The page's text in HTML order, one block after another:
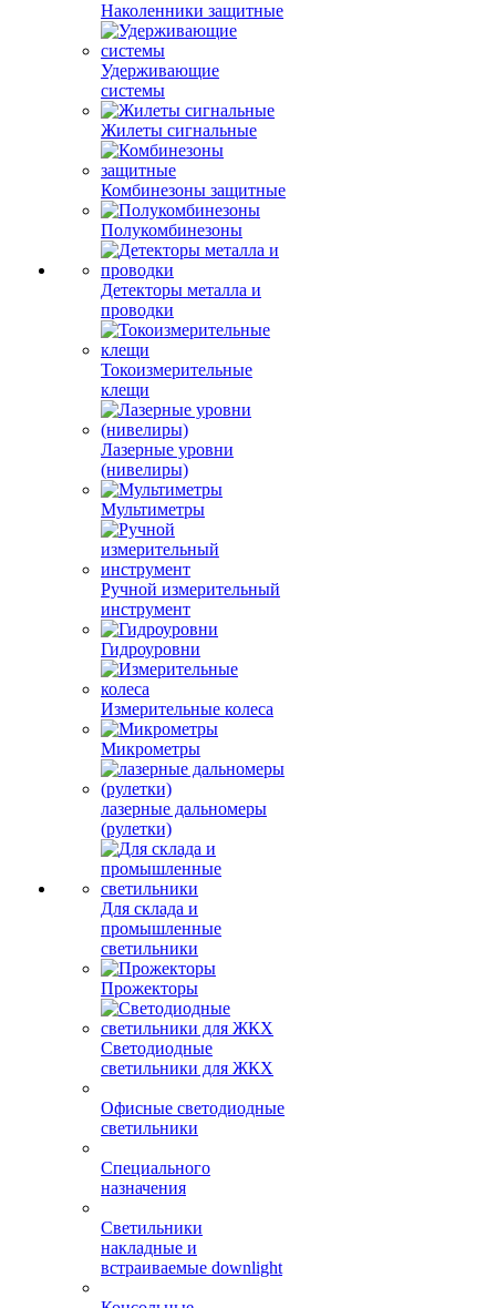
Наколенники защитные
Удерживающие
системы
Жилеты сигнальные
Комбинезоны защитные
Полукомбинезоны
Детекторы металла и
проводки
Токоизмерительные
клещи
Лазерные уровни
(нивелиры)
Мультиметры
Ручной измерительный
инструмент
Гидроуровни
Измерительные колеса
Микрометры
лазерные дальномеры
(рулетки)
Для склада и
промышленные
светильники
Прожекторы
Светодиодные
светильники для ЖКХ
Офисные светодиодные
светильники
Специального
назначения